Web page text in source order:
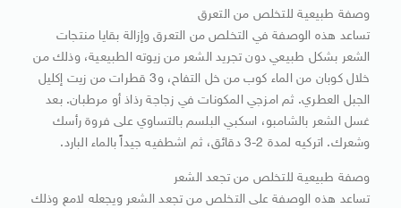
وصفة طبيعية للتخلص من التعرق
تساعد هذه الوصفة في التخلص من التعرق وإزالة بقايا منتجات
الشعر بشكل طبيعي دون تجريد الشعر من زيوته الطبيعية، وذلك من
خلال كوبان من الماء كوب من خل التفاح، و3 قطرات من زيت إكليل
الجبل العطري. ثم امزجي المكونات في زجاجة رذاذ أو مرطبان. بعد
غسل الشعر بالشامبو، اسكبي البلسم بالتساوي على فروة رأسك
وشعرك. اتركيه لمدة 2-3 دقائق، ثم اشطفيه جيداً بالماء البارد.
وصفة طبيعية للتخلص من تجعد الشعر
تساعد هذه الوصفة على التخلص من تجعد الشعر ويجعله لامع وذلك